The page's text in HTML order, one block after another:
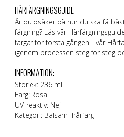
HÅRFÄRGNINGSGUIDE
Är du osäker på hur du ska få
färgning? Läs vår Hårfärgningsguide
färgar för första gången. I vår
igenom processen steg för steg
INFORMATION:
Storlek: 236 ml
Färg: Rosa
UV-reaktiv: Nej
Kategori: Balsam hårfärg